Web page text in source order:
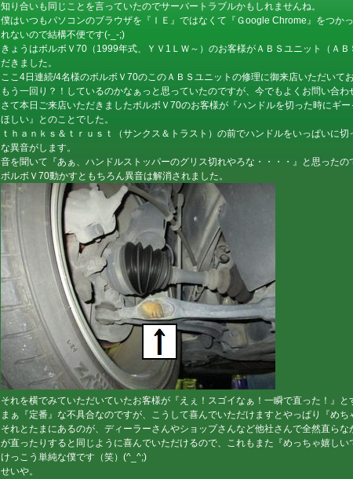
知り合いも同じことを言っていたのでサーバートラブルかもしれませんね。
僕はいつもパソコンのブラウザを『ＩＥ』ではなくて『Ｇoogle Chrome』をつか
れないので結構不便です(-_-;)
きょうはボルボＶ70（1999年式、ＹＶ1ＬＷ～）のお客様がＡＢＳユニット（Ａ
だきました。
ここ4日連続/4名様のボルボＶ70のこのＡＢＳユニットの修理に御来店いただいて
もう一回り？！しているのかなぁっと思っていたのですが、今でもよくお問い合
さて本日ご来店いただきましたボルボＶ70のお客様が『ハンドルを切った時にギ
ほしい』とのことでした。
ｔｈａｎｋｓ＆ｔｒｕｓｔ（サンクス＆トラスト）の前でハンドルをいっぱいに
な異音がします。
音を聞いて『あぁ、ハンドルストッパーのグリス切れやろな・・・・』と思った
ボルボＶ70動かすともちろん異音は解消されました。
それを横でみていただいていたお客様が『えぇ！スゴイなぁ！一瞬で直った！』
まぁ『定番』な不具合なのですが、こうして喜んでいただけますとやっぱり『め
それとたまにあるのが、ディーラーさんやショップさんなど他社さんで全然直ら
が直ったりすると同じように喜んでいただけるので、これもまた『めっちゃ嬉しい
けっこう単純な僕です（笑）(^_^;)
せいや。